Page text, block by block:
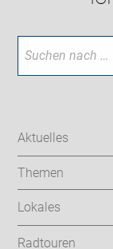
Aktuelles
Themen
Lokales
Radtouren